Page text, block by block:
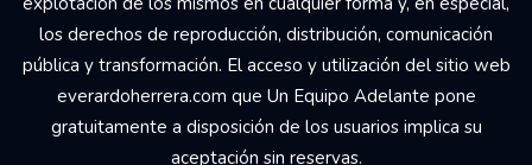
los derechos de reproducción, distribución, comunicación
pública y transformación. El acceso y utilización del sitio web
everardoherrera.com que Un Equipo Adelante pone
gratuitamente a disposición de los usuarios implica su
aceptación sin reservas.